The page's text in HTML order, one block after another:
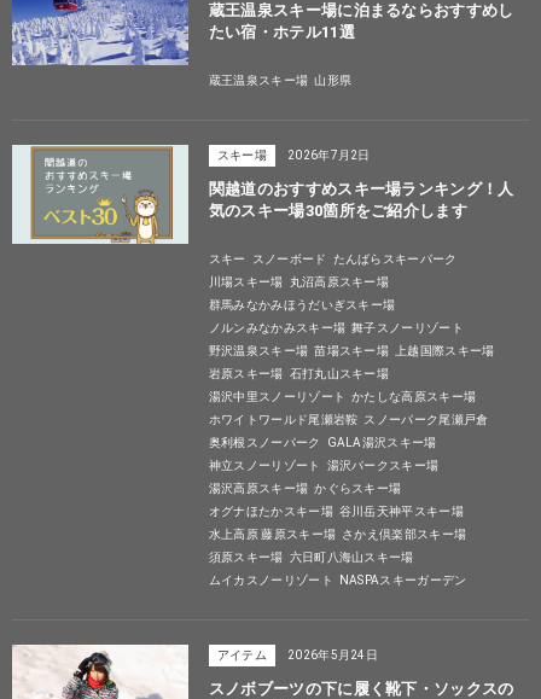
蔵王温泉スキー場に泊まるならおすすめし
たい宿・ホテル11選
蔵王温泉スキー場 山形県
スキー場 2026年7月2日
関越道のおすすめスキー場ランキング！人
気のスキー場30箇所をご紹介します
スキー スノーボード
たんばらスキーパーク
川場スキー場
丸沼高原スキー場
群馬みなかみほうだいぎスキー場
ノルンみなかみスキー場 舞子スノーリゾート
野沢温泉スキー場 苗場スキー場
上越国際スキー場
岩原スキー場 石打丸山スキー場
湯沢中里スノーリゾート
かたしな高原スキー場
ホワイトワールド尾瀬岩鞍 スノーパーク尾瀬戸倉
奥利根スノーパーク
GALA湯沢スキー場
神立スノーリゾート
湯沢パークスキー場
湯沢高原スキー場 かぐらスキー場
オグナほたかスキー場 谷川岳天神平スキー場
水上高原 藤原スキー場 さかえ倶楽部スキー場
須原スキー場 六日町八海山スキー場
ムイカスノーリゾート
NASPAスキーガーデン
アイテム 2026年5月24日
スノボブーツの下に履く靴下・ソックスの